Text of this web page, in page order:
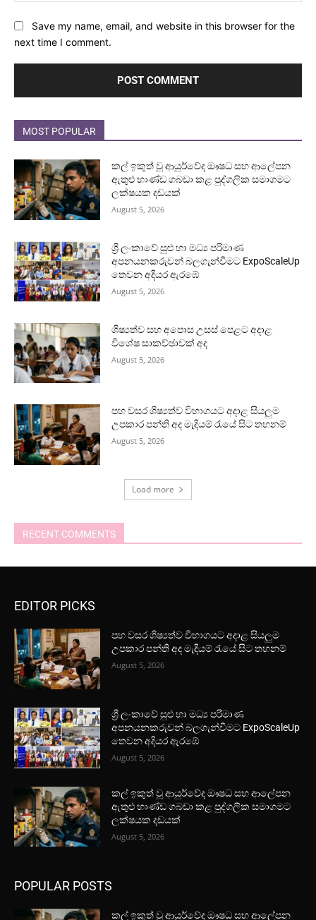
Save my name, email, and website in this browser for the
next time I comment.
MOST POPULAR
කල් ඉකුත් වූ ආයුර්වේද ඖෂධ සහ ආලේපන
ඇතුළු භාණ්ඩ ගබඩා කළ පුද්ගලික සමාගමට
ලක්ෂයක දඩයක්
August 5, 2026
ශ්‍රී ලංකාවේ සුළු හා මධ්‍ය පරිමාණ
අපනයනකරුවන් බලගැන්වීමට ExpoScaleUp
තෙවන අදියර ඇරඹේ
August 5, 2026
ශිෂ්‍යත්ව සහ අපොස උසස් පෙළට අදාළ
විශේෂ සාකච්ඡාවක් අද
August 5, 2026
පහ වසර ශිෂ්‍යත්ව විභාගයට අදාළ සියලුම
උපකාර පන්ති අද මැදියම් රැයේ සිට තහනම්
August 5, 2026
Load more
RECENT COMMENTS
EDITOR PICKS
පහ වසර ශිෂ්‍යත්ව විභාගයට අදාළ සියලුම
උපකාර පන්ති අද මැදියම් රැයේ සිට තහනම්
August 5, 2026
ශ්‍රී ලංකාවේ සුළු හා මධ්‍ය පරිමාණ
අපනයනකරුවන් බලගැන්වීමට ExpoScaleUp
තෙවන අදියර ඇරඹේ
August 5, 2026
කල් ඉකුත් වූ ආයුර්වේද ඖෂධ සහ ආලේපන
ඇතුළු භාණ්ඩ ගබඩා කළ පුද්ගලික සමාගමට
ලක්ෂයක දඩයක්
August 5, 2026
POPULAR POSTS
කල් ඉකුත් වූ ආයුර්වේද ඖෂධ සහ ආලේපන